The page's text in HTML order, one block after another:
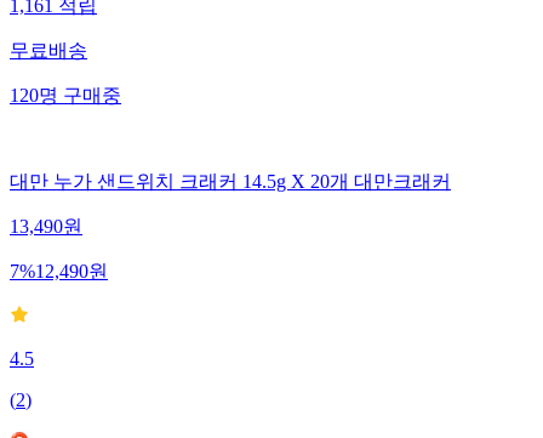
1,161적립
무료배송
120명구매중
대만 누가 샌드위치 크래커 14.5g X 20개 대만크래커
13,490원
7%12,490원
4.5
(2)